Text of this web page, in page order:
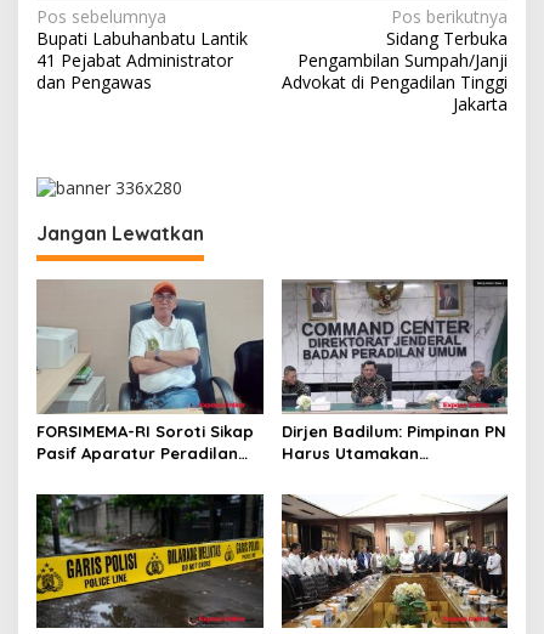
N
a
v
a
s
i
o
s
Pos sebelumnya
Bupati Labuhanbatu Lantik
41 Pejabat Administrator
dan Pengawas
Pos berikutnya
Sidang Terbuka
Pengambilan Sumpah/Janji
Advokat di Pengadilan Tinggi
Jakarta
Jangan Lewatkan
FORSIMEMA-RI Soroti Sikap
Pasif Aparatur Peradilan
Diri Hanya Memperburuk
Citra Lembaga
Dirjen Badilum: Pimpinan PN
Harus Utamakan
Pribadi